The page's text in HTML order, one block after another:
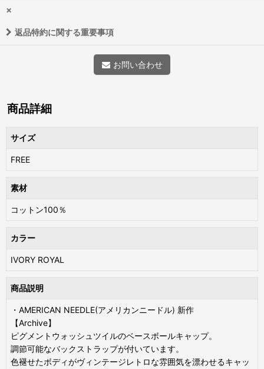
×
返品特約に関する重要事項
お問い合わせ
商品詳細
サイズ
FREE
素材
コットン100％
カラー
IVORY ROYAL
商品説明
・AMERICAN NEEDLE(アメリカンニードル) 新作
【Archive】
ピグメントウォッシュツイルのベースボールキャップ。
調節可能なバックストラップが付いています。
色褪せたボディがヴィンテージレトロな雰囲気を漂わせるキャッ